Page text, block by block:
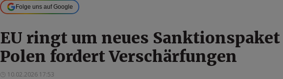
Folge uns auf Google
EU ringt um neues
Polen fordert Verschärfungen
10.02.2026 17:53